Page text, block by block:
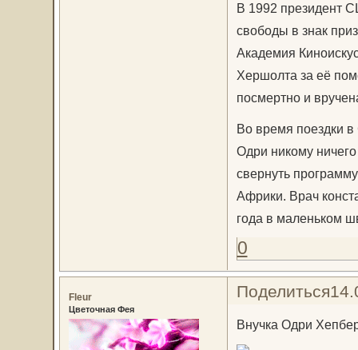
В 1992 президент
свободы в знак
Академия
Хершолта за её
посмертно и
Во время поездки
Одри никому
свернуть
Африки. Врач
года в маленьком
0
Поделиться
Fleur
Цветочная Фея
Внучка Одри